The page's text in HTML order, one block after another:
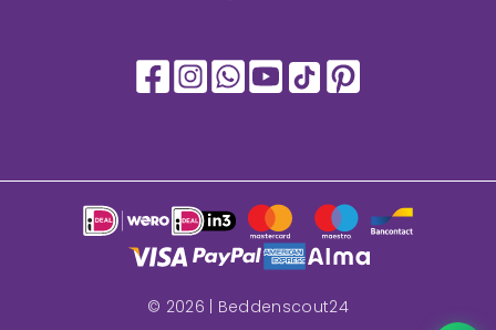
© 2026 | Beddenscout24